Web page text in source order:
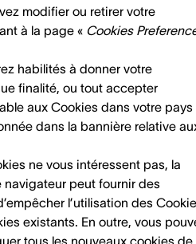
modifier ou retirer votre
à la page « Cookies
habilités à donner votre
finalité, ou tout accepter
aux Cookies dans votre pays
dans la bannière relative
ne vous intéressent pas, la
navigateur peut fournir des
l’utilisation des
existants. En outre, vous
tous les nouveaux cookies de